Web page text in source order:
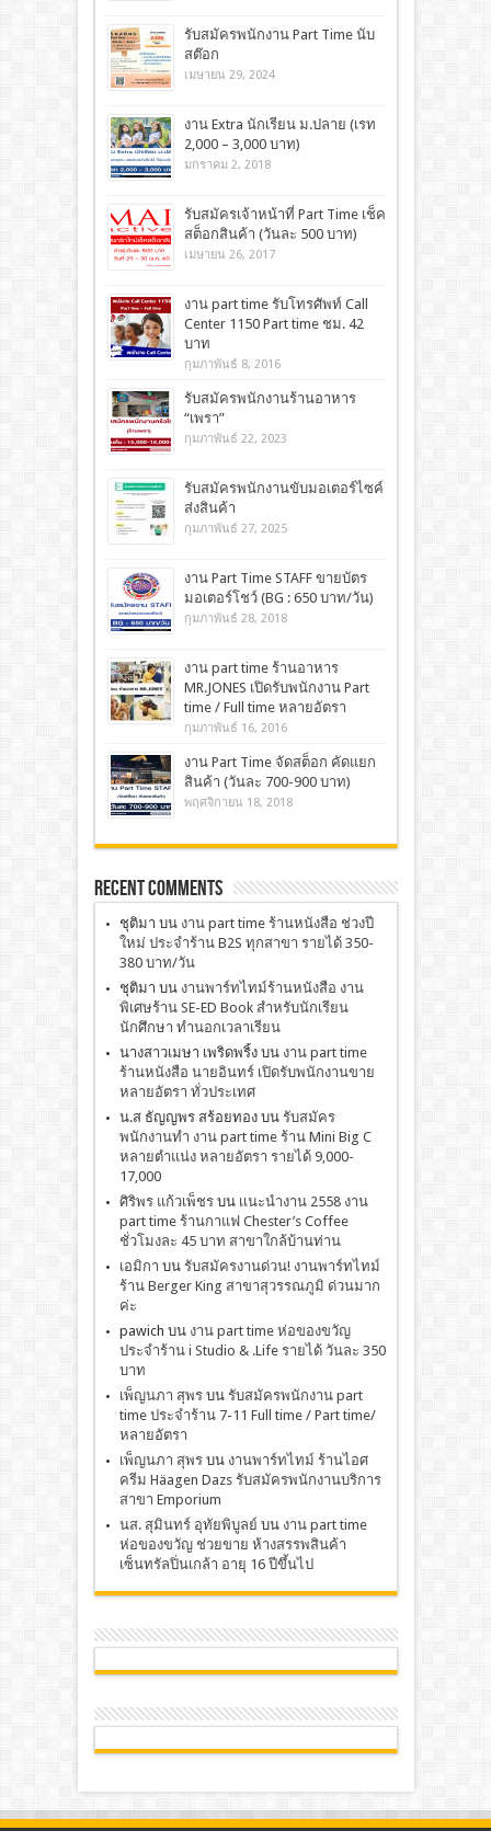
รับสมัครพนักงาน Part Time นับ
สต๊อก
เมษายน 29, 2024
งาน Extra นักเรียน ม.ปลาย (เรท
2,000 – 3,000 บาท)
มกราคม 2, 2018
รับสมัครเจ้าหน้าที่ Part Time เช็ค
สต็อกสินค้า (วันละ 500 บาท)
เมษายน 26, 2017
งาน part time รับโทรศัพท์ Call
Center 1150 Part time ชม. 42
บาท
กุมภาพันธ์ 8, 2016
รับสมัครพนักงานร้านอาหาร
“เพรา”
กุมภาพันธ์ 22, 2023
รับสมัครพนักงานขับมอเตอร์ไซค์
ส่งสินค้า
กุมภาพันธ์ 27, 2025
งาน Part Time STAFF ขายบัตร
มอเตอร์โชว์ (BG : 650 บาท/วัน)
กุมภาพันธ์ 28, 2018
งาน part time ร้านอาหาร
MR.JONES เปิดรับพนักงาน Part
time / Full time หลายอัตรา
กุมภาพันธ์ 16, 2016
งาน Part Time จัดสต็อก คัดแยก
สินค้า (วันละ 700-900 บาท)
พฤศจิกายน 18, 2018
Recent Comments
ชุติมา บน งาน part time ร้านหนังสือ ช่วงปี
ใหม่ ประจำร้าน B2S ทุกสาขา รายได้ 350-
380 บาท/วัน
ชุติมา บน งานพาร์ทไทม์ร้านหนังสือ งาน
พิเศษร้าน SE-ED Book สำหรับนักเรียน
นักศึกษา ทำนอกเวลาเรียน
นางสาวเมษา เพริดพริ้งบน งาน part time
ร้านหนังสือ นายอินทร์ เปิดรับพนักงานขาย
หลายอัตรา ทั่วประเทศ
น.ส ธัญญพร สร้อยทองบน รับสมัคร
พนักงานทำ งาน part time ร้าน Mini Big C
หลายตำแน่ง หลายอัตรา รายได้ 9,000-
17,000
ศิริพร แก้วเพ็ชรบน เเนะนำงาน 2558 งาน
part time ร้านกาแฟ Chester’s Coffee
ชั่วโมงละ 45 บาท สาขาใกล้บ้านท่าน
เอมิกา บน รับสมัครงานด่วน! งานพาร์ทไทม์
ร้าน Berger King สาขาสุวรรณภูมิ ด่วนมาก
ค่ะ
pawich บน งาน part time ห่อของขวัญ
ประจำร้าน i Studio & .Life รายได้ วันละ 350
บาท
เพ็ญนภา สุพรบน รับสมัครพนักงาน part
time ประจำร้าน 7-11 Full time / Part time/
หลายอัตรา
เพ็ญนภา สุพรบน งานพาร์ทไทม์ ร้านไอศ
ครีม Häagen Dazs รับสมัครพนักงานบริการ
สาขา Emporium
นส. สุมินทร์ อุทัยพิบูลย์ บน งาน part time
ห่อของขวัญ ช่วยขาย ห้างสรรพสินค้า
เซ็นทรัลปิ่นเกล้า อายุ 16 ปีขึ้นไป